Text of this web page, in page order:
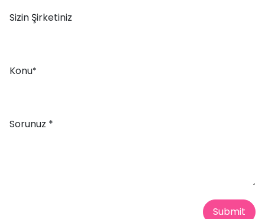
Sizin Şirketiniz
Konu*
Sorunuz *
Submit